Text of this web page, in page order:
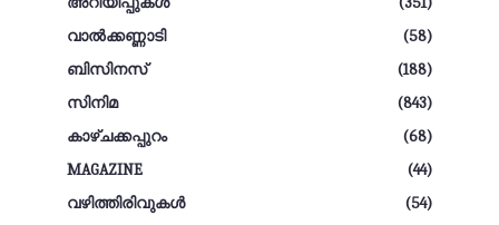
വാല്‍ക്കണ്ണാടി
(58)
ബിസിനസ്
(188)
സിനിമ
(843)
കാഴ്ചക്കപ്പുറം
(68)
MAGAZINE
(44)
വഴിത്തിരിവുകള്‍
(54)